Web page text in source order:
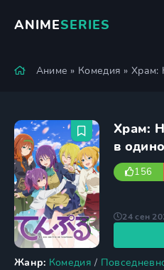
ANIMESERIES
Аниме » Комедия » Храм:
Храм:
в
156
Жанр: Комедия /
24 сен